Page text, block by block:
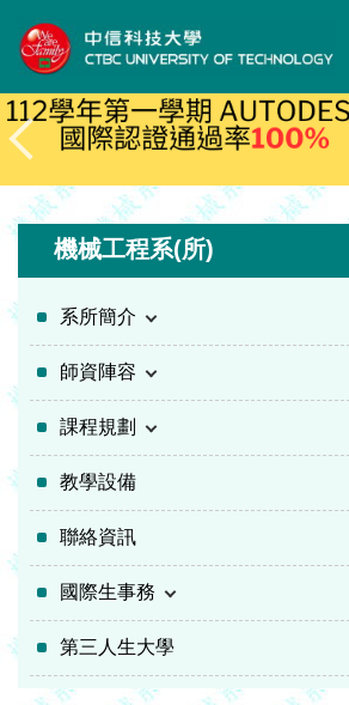
到
主
要
內
容
區
機械工程系(所)
系所簡介
師資陣容
課程規劃
教學設備
聯絡資訊
國際生事務
第三人生大學